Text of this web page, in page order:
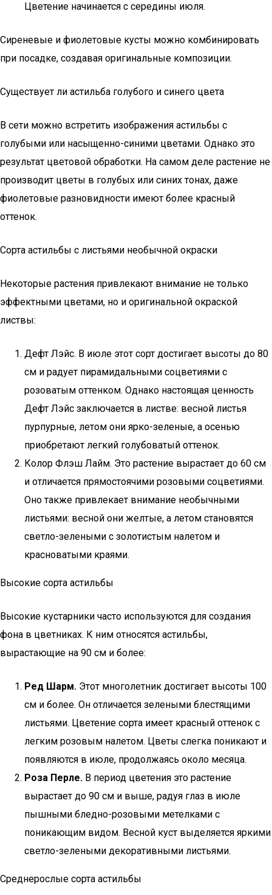
Цветение начинается с середины июля.
Сиреневые и фиолетовые кусты можно комбинировать
при посадке, создавая оригинальные композиции.
Существует ли астильба голубого и синего цвета
В сети можно встретить изображения астильбы с
голубыми или насыщенно-синими цветами. Однако это
результат цветовой обработки. На самом деле растение не
производит цветы в голубых или синих тонах, даже
фиолетовые разновидности имеют более красный
оттенок.
Сорта астильбы с листьями необычной окраски
Некоторые растения привлекают внимание не только
эффектными цветами, но и оригинальной окраской
листвы:
Дефт Лэйс. В июле этот сорт достигает высоты до 80
см и радует пирамидальными соцветиями с
розоватым оттенком. Однако настоящая ценность
Дефт Лэйс заключается в листве: весной листья
пурпурные, летом они ярко-зеленые, а осенью
приобретают легкий голубоватый оттенок.
Колор Флэш Лайм. Это растение вырастает до 60 см
и отличается прямостоячими розовыми соцветиями.
Оно также привлекает внимание необычными
листьями: весной они желтые, а летом становятся
светло-зелеными с золотистым налетом и
красноватыми краями.
Высокие сорта астильбы
Высокие кустарники часто используются для создания
фона в цветниках. К ним относятся астильбы,
вырастающие на 90 см и более:
Ред Шарм. Этот многолетник достигает высоты 100
см и более. Он отличается зелеными блестящими
листьями. Цветение сорта имеет красный оттенок с
легким розовым налетом. Цветы слегка поникают и
появляются в июле, продолжаясь около месяца.
Роза Перле. В период цветения это растение
вырастает до 90 см и выше, радуя глаз в июле
пышными бледно-розовыми метелками с
поникающим видом. Весной куст выделяется яркими
светло-зелеными декоративными листьями.
Среднерослые сорта астильбы